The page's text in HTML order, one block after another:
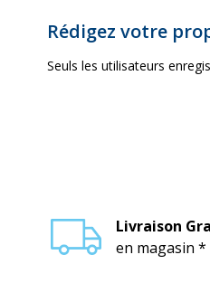
Rédigez votre
Seuls les utilisateurs
Livraison
en magasin *